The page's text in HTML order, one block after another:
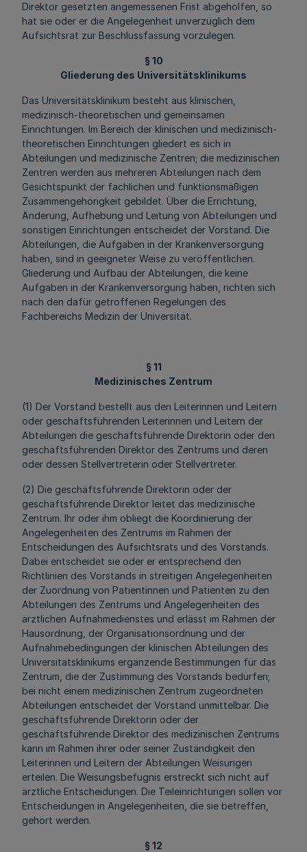
Direktor gesetzten angemessenen Frist abgeholfen, so
hat sie oder er die Angelegenheit unverzüglich dem
Aufsichtsrat zur Beschlussfassung vorzulegen.
§ 10
Gliederung des Universitätsklinikums
Das Universitätsklinikum besteht aus klinischen,
medizinisch-theoretischen und gemeinsamen
Einrichtungen. Im Bereich der klinischen und medizinisch-
theoretischen Einrichtungen gliedert es sich in
Abteilungen und medizinische Zentren; die medizinischen
Zentren werden aus mehreren Abteilungen nach dem
Gesichtspunkt der fachlichen und funktionsmäßigen
Zusammengehörigkeit gebildet. Über die Errichtung,
Änderung, Aufhebung und Leitung von Abteilungen und
sonstigen Einrichtungen entscheidet der Vorstand. Die
Abteilungen, die Aufgaben in der Krankenversorgung
haben, sind in geeigneter Weise zu veröffentlichen.
Gliederung und Aufbau der Abteilungen, die keine
Aufgaben in der Krankenversorgung haben, richten sich
nach den dafür getroffenen Regelungen des
Fachbereichs Medizin der Universität.
§ 11
Medizinisches Zentrum
(1) Der Vorstand bestellt aus den Leiterinnen und Leitern
oder geschäftsführenden Leiterinnen und Leitern der
Abteilungen die geschäftsführende Direktorin oder den
geschäftsführenden Direktor des Zentrums und deren
oder dessen Stellvertreterin oder Stellvertreter.
(2) Die geschäftsführende Direktorin oder der
geschäftsführende Direktor leitet das medizinische
Zentrum. Ihr oder ihm obliegt die Koordinierung der
Angelegenheiten des Zentrums im Rahmen der
Entscheidungen des Aufsichtsrats und des Vorstands.
Dabei entscheidet sie oder er entsprechend den
Richtlinien des Vorstands in streitigen Angelegenheiten
der Zuordnung von Patientinnen und Patienten zu den
Abteilungen des Zentrums und Angelegenheiten des
ärztlichen Aufnahmedienstes und erlässt im Rahmen der
Hausordnung, der Organisationsordnung und der
Aufnahmebedingungen der klinischen Abteilungen des
Universitätsklinikums ergänzende Bestimmungen für das
Zentrum, die der Zustimmung des Vorstands bedürfen;
bei nicht einem medizinischen Zentrum zugeordneten
Abteilungen entscheidet der Vorstand unmittelbar. Die
geschäftsführende Direktorin oder der
geschäftsführende Direktor des medizinischen Zentrums
kann im Rahmen ihrer oder seiner Zuständigkeit den
Leiterinnen und Leitern der Abteilungen Weisungen
erteilen. Die Weisungsbefugnis erstreckt sich nicht auf
ärztliche Entscheidungen. Die Teileinrichtungen sollen vor
Entscheidungen in Angelegenheiten, die sie betreffen,
gehört werden.
§ 12